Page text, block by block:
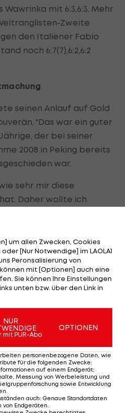
mit 6:3,6:3. Mehr
Zweite
den Italiener Fabio
noch 6:7(7),6:2,6:2
seinen Anlauf auf Gold
"Das war ein guter
der bei seiner
2008 in Peking bereits
war.
sehr mir diese
Daher wollte ich
Wawrinka, mit
geholt hatte, in seiner
auf Montag verschoben
von Djokovic fand nicht
Court statt, daher
ersten Satzes
Ganz trocken blieb
um allen Zwecken, Cookies
[Nur Notwendige] im LAOLA1
Peronsalisierung von
mit [Optionen] auch eine
Sie können Ihre Einstellungen
unten bzw. über den Link in
NUR
PUR-Abo
OPTIONEN
personenbezogene Daten, wie
für die folgenden Zwecke:
auf einem Endgerät;
Messung von Werbeleistung und
sowie Entwicklung
auch: Genaue Standortdaten
von Endgeräten